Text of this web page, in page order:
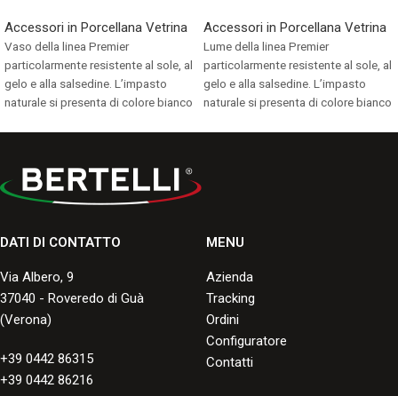
Accessori in Porcellana Vetrina
Vaso della linea Premier
particolarmente resistente al sole, al
gelo e alla salsedine. L’impasto
naturale si presenta di colore bianco
Accessori in Porcellana Vetrina
Lume della linea Premier
particolarmente resistente al sole, al
gelo e alla salsedine. L’impasto
naturale si presenta di colore bianco
DATI DI CONTATTO
Via Albero, 9
37040 - Roveredo di Guà
(Verona)
+39 0442 86315
+39 0442 86216
MENU
Azienda
Tracking
Ordini
Configuratore
Contatti